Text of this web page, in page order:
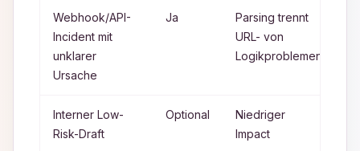
Webhook/API-
Incident mit
unklarer
Ursache
Ja
Parsing trennt
URL- von
Logikproblemen
Interner Low-
Risk-Draft
Optional
Niedriger
Impact